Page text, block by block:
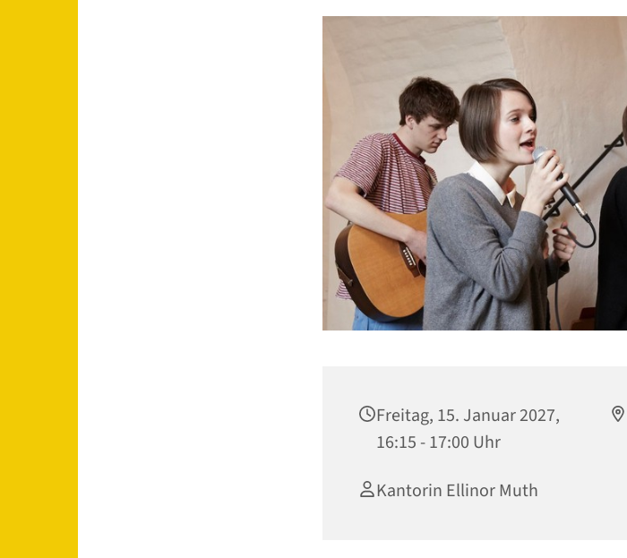
Freitag, 15. Januar 2027,
16:15 - 17:00 Uhr
Kantorin Ellinor Muth